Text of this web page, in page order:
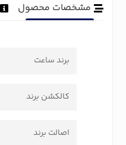
مشخصات محصول
برند ساعت
کالکشن برند
اصالت برند